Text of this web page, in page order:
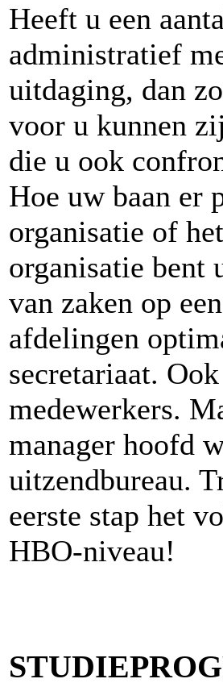
Heeft u een
administratief
uitdaging, dan
voor u kunnen
die u ook
Hoe uw baan er
organisatie of
organisatie bent
van zaken op
afdelingen
secretariaat.
medewerkers.
manager hoofd
uitzendbureau.
eerste stap het
HBO-niveau!